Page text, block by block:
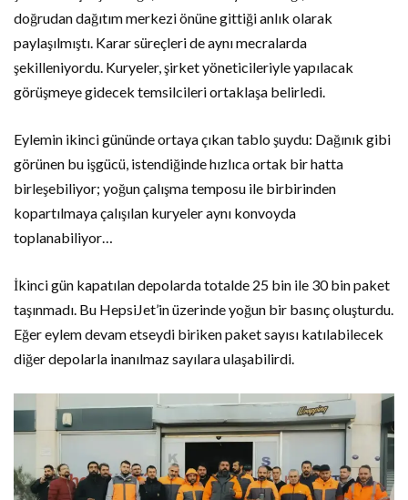
doğrudan dağıtım merkezi önüne gittiği anlık olarak
paylaşılmıştı. Karar süreçleri de aynı mecralarda
şekilleniyordu. Kuryeler, şirket yöneticileriyle yapılacak
görüşmeye gidecek temsilcileri ortaklaşa belirledi.
Eylemin ikinci gününde ortaya çıkan tablo şuydu: Dağınık gibi
görünen bu işgücü, istendiğinde hızlıca ortak bir hatta
birleşebiliyor; yoğun çalışma temposu ile birbirinden
kopartılmaya çalışılan kuryeler aynı konvoyda
toplanabiliyor…
İkinci gün kapatılan depolarda totalde 25 bin ile 30 bin paket
taşınmadı. Bu HepsiJet’in üzerinde yoğun bir basınç oluşturdu.
Eğer eylem devam etseydi biriken paket sayısı katılabilecek
diğer depolarla inanılmaz sayılara ulaşabilirdi.